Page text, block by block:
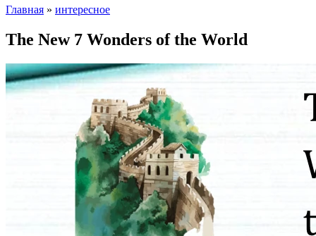
Главная » интересное
The New 7 Wonders of the World